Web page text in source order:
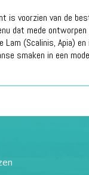
is voorzien van de
dat mede
Lam (Scalinis, Apia)
smaken in een